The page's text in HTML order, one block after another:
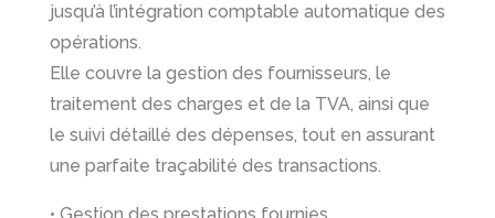
jusqu’à l’intégration comptable automatique des
opérations.
Elle couvre la gestion des fournisseurs, le
traitement des charges et de la TVA, ainsi que
le suivi détaillé des dépenses, tout en assurant
une parfaite traçabilité des transactions.